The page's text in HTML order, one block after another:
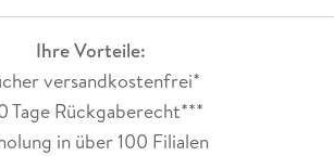
Ihre Vorteile:
versandkostenfrei*
Tage Rückgaberecht***
in über 100 Filialen